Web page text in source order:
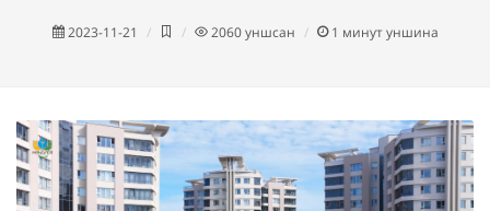
2023-11-21 2060уншсан 1 минут уншина